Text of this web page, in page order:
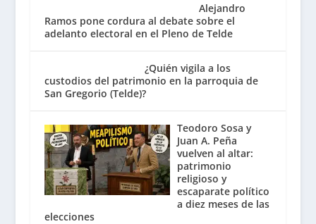
Alejandro
Ramos pone cordura al debate sobre el
adelanto electoral en el Pleno de Telde
¿Quién vigila a los
custodios del patrimonio en la parroquia de
San Gregorio (Telde)?
Teodoro Sosa y
Juan A. Peña
vuelven al altar:
patrimonio
religioso y
escaparate político
a diez meses de las
elecciones